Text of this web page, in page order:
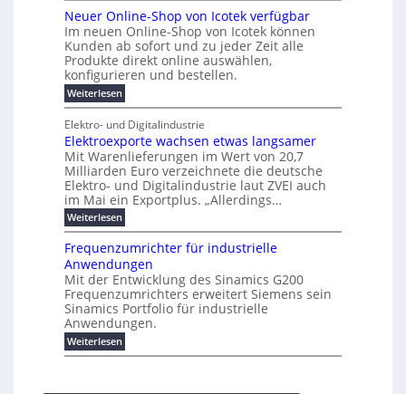
o
k
r
a
t
i
e
e
n
c
a
t
P
l
u
F
e
s
t
b
e
l
m
a
n
g
m
e
n
t
s
e
n
H
a
l
b
a
h
r
2
0
2
6
e
W
a
g
o
-
C
E
t
e
c
k
e
r
ü
S
t
r
ö
m
e
b
i
s
5
A
r
o
i
n
e
t
f
ü
h
r
e
n
d
e
s
i
n
u
s
t
r
i
e
l
l
e
t
Neuer Online-Shop von Icotek verfügbar
Im neuen Online-Shop von Icotek können
Kunden ab sofort und zu jeder Zeit alle
Produkte direkt online auswählen,
konfigurieren und bestellen.
Weiterlesen:
N
u
e
r
O
n
l
i
n
e
-
S
h
o
p
v
o
n
I
c
Elektro- und Digitalindustrie
Elektroexporte wachsen etwas langsamer
Mit Warenlieferungen im Wert von 20,7
Milliarden Euro verzeichnete die deutsche
Elektro- und Digitalindustrie laut ZVEI auch
im Mai ein Exportplus. „Allerdings…
Weiterlesen:
E
e
k
t
r
o
e
x
p
o
Frequenzumrichter für industrielle
Anwendungen
Mit der Entwicklung des Sinamics G200
Frequenzumrichters erweitert Siemens sein
Sinamics Portfolio für industrielle
Anwendungen.
Weiterlesen:
F
q